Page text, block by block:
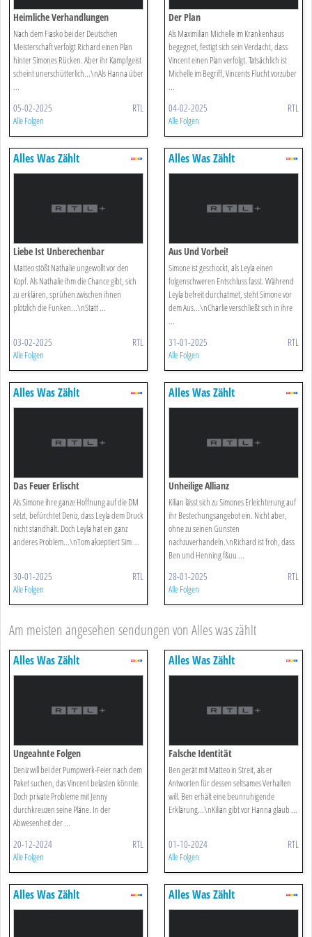
Heimliche Verhandlungen
Nach dem Fiasko bei der Deutschen
Meisterschaft verfolgt Richard einen Plan
hinter Simones Rücken. Aber ihr Kampfgeist
scheint unerschütterlich...\nAls Hanna über
...
05-02-2025 RTL
Alle Folgen
Der Plan
Als Maximilian Michelle im Krankenhaus
begegnet, festigt sich sein Verdacht, dass
Vincent einen Plan verfolgt. Tatsächlich ist
Michelle im Begriff, Vincents Flucht vorzuber
...
04-02-2025 RTL
Alle Folgen
Alles Was Zählt
Liebe Ist Unberechenbar
Matteo stößt Nathalie ungewollt vor den
Kopf. Als Nathalie ihm die Chance gibt, sich
zu erklären, sprühen zwischen ihnen
plötzlich die Funken...\nStatt ...
03-02-2025 RTL
Alle Folgen
Alles Was Zählt
Aus Und Vorbei!
Simone ist geschockt, als Leyla einen
folgenschweren Entschluss fasst. Während
Leyla befreit durchatmet, steht Simone vor
dem Aus...\nCharlie verschließt sich in ihre
...
31-01-2025 RTL
Alle Folgen
Alles Was Zählt
Das Feuer Erlischt
Als Simone ihre ganze Hoffnung auf die DM
setzt, befürchtet Deniz, dass Leyla dem Druck
nicht standhält. Doch Leyla hat ein ganz
anderes Problem...\nTom akzeptiert Sim ...
30-01-2025 RTL
Alle Folgen
Alles Was Zählt
Unheilige Allianz
Kilian lässt sich zu Simones Erleichterung auf
ihr Bestechungsangebot ein. Nicht aber,
ohne zu seinen Gunsten
nachzuverhandeln.\nRichard ist froh, dass
Ben und Henning f&uu ...
28-01-2025 RTL
Alle Folgen
Am meisten angesehen sendungen von Alles was zählt
Alles Was Zählt
Ungeahnte Folgen
Deniz will bei der Pumpwerk-Feier nach dem
Paket suchen, das Vincent belasten könnte.
Doch private Probleme mit Jenny
durchkreuzen seine Pläne. In der
Abwesenheit der ...
20-12-2024 RTL
Alle Folgen
Alles Was Zählt
Falsche Identität
Ben gerät mit Matteo in Streit, als er
Antworten für dessen seltsames Verhalten
will. Ben erhält eine beunruhigende
Erklärung...\nKilian gibt vor Hanna glaub ...
01-10-2024 RTL
Alle Folgen
Alles Was Zählt Alles Was Zählt